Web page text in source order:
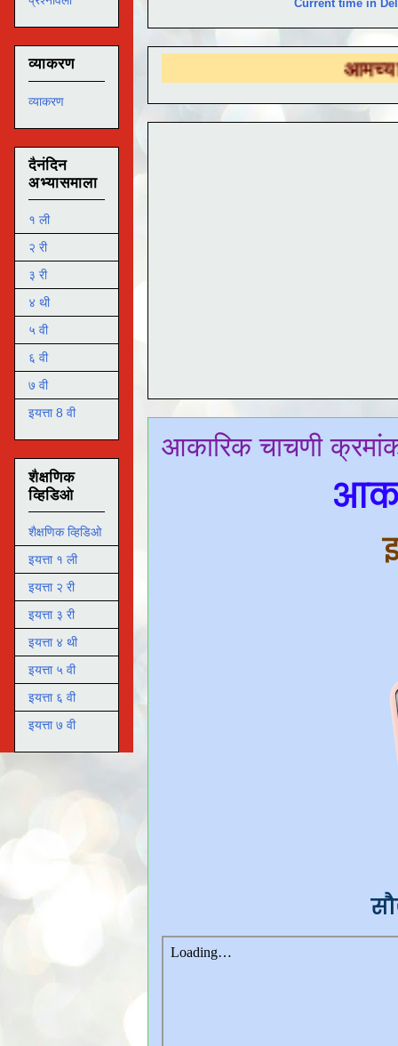
Current time in
DS
आकारिक चाचणी क्रमांक
व्याकरण
व्याकरण
दैनंदिन
अभ्यासमाला
१ ली
२ री
३ री
४ थी
५ वी
६ वी
७ वी
इयत्ता 8 वी
शैक्षणिक
व्हिडिओ
शैक्षणिक व्हिडिओ
इयत्ता १ ली
इयत्ता २ री
इयत्ता ३ री
इयत्ता ४ थी
इयत्ता ५ वी
इयत्ता ६ वी
इयत्ता ७ वी